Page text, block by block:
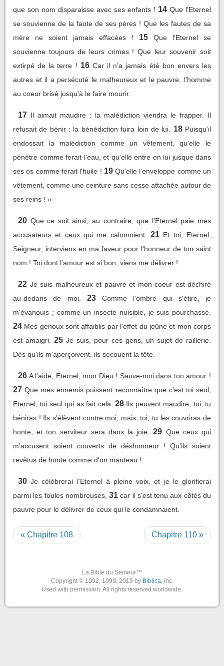
que son nom disparaisse avec ses enfants ! 14 Que l'Eternel
se souvienne de la faute de ses pères ! Que les fautes de sa
mère ne soient jamais effacées !
15
Que l'Eternel se
souvienne toujours de leurs crimes ! Que leur souvenir soit
extirpé de la terre ! 16 Car il n'a jamais été bon envers les
autres et il a persécuté le malheureux et le pauvre, l'homme
au coeur brisé jusqu'à le faire mourir.
17 Il aimait maudire : la malédiction viendra le frapper. Il
refusait de bénir : la bénédiction fuira loin de lui.
18 Puisqu'il
endossait la malédiction comme un vêtement, qu'elle le
pénètre comme ferait l'eau, et qu'elle entre en lui jusque dans
ses os comme ferait l'huile ! 19 Qu'elle l'enveloppe comme un
vêtement, comme une ceinture sans cesse attachée autour de
ses reins ! »
20 Que ce soit ainsi, au contraire, que l'Eternel paie mes
accusateurs et ceux qui me calomnient.
21 Et toi, Eternel,
Seigneur, interviens en ma faveur pour l'honneur de ton saint
nom ! Toi dont l'amour est si bon, viens me délivrer !
22 Je suis malheureux et pauvre et mon coeur est déchiré
au-dedans de moi.
23
Comme l'ombre qui s'étire, je
m'évanouis ; comme un insecte nuisible, je suis pourchassé.
24 Mes genoux sont affaiblis par l'effet du jeûne et mon corps
est amaigri.
25 Je suis, pour ces gens, un sujet de raillerie.
Dès qu'ils m'aperçoivent, ils secouent la tête.
26 A l'aide, Eternel, mon Dieu ! Sauve-moi dans ton amour !
27 Que mes ennemis puissent reconnaître que c'est toi seul,
Eternel, toi seul qui as fait cela. 28 Ils peuvent maudire, toi, tu
béniras ! Ils s'élèvent contre moi, mais, toi, tu les couvriras de
honte, et ton serviteur sera dans la joie.
29 Que ceux qui
m'accusent soient couverts de déshonneur ! Qu'ils soient
revêtus de honte comme d'un manteau !
30 Je célébrerai l'Eternel à pleine voix, et je le glorifierai
parmi les foules nombreuses, 31 car il s'est tenu aux côtés du
pauvre pour le délivrer de ceux qui le condamnaient.
« Chapitre 108 Chapitre 110 »
La Bible du Semeur™
Copyright © 1992, 1999, 2015 by Biblica, Inc.
Used with permission. All rights reserved worldwide.